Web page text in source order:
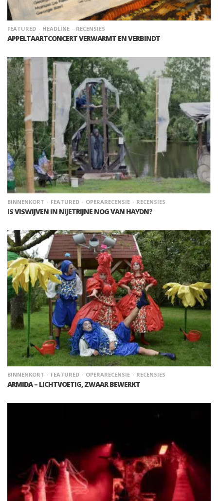
FEATURED HEADLINE RECENSIES
APPELTAARTCONCERT VERWARMT EN VERBINDT
BINNENKORT FEATURED OPERARECENSIE RECENSIES
IS VISWIJVEN IN NIJETRIJNE NOG VAN HAYDN?
BINNENKORT FEATURED OPERARECENSIE RECENSIES
ARMIDA – LICHTVOETIG, ZWAAR BEWERKT